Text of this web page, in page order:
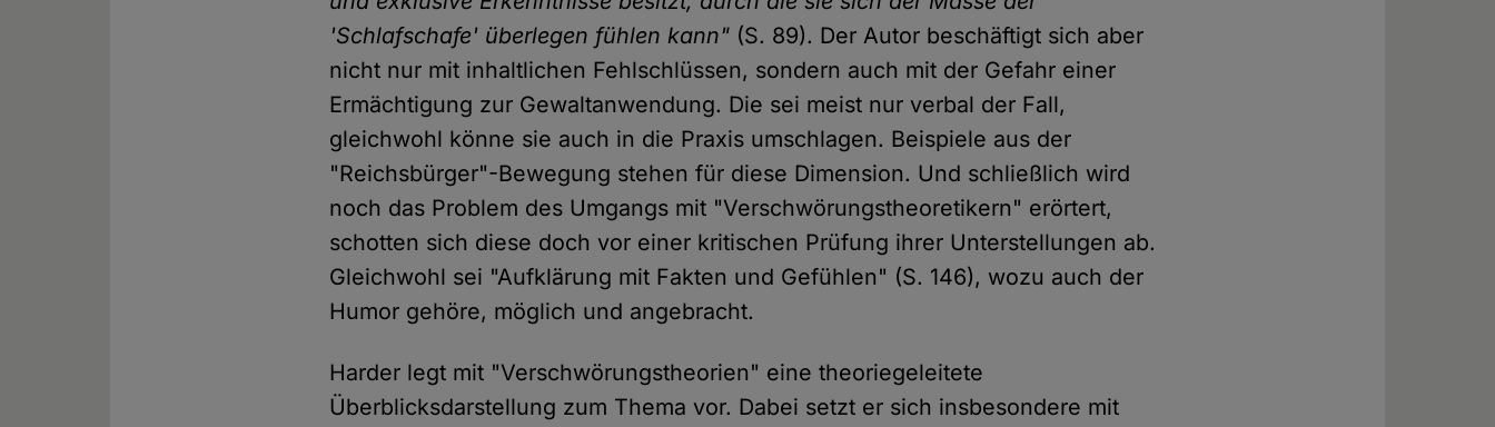
'Schlafschafe' überlegen fühlen kann" (S. 89). Der Autor beschäftigt sich aber
nicht nur mit inhaltlichen Fehlschlüssen, sondern auch mit der Gefahr einer
Ermächtigung zur Gewaltanwendung. Die sei meist nur verbal der Fall,
gleichwohl könne sie auch in die Praxis umschlagen. Beispiele aus der
"Reichsbürger"-Bewegung stehen für diese Dimension. Und schließlich wird
noch das Problem des Umgangs mit "Verschwörungstheoretikern" erörtert,
schotten sich diese doch vor einer kritischen Prüfung ihrer Unterstellungen ab.
Gleichwohl sei "Aufklärung mit Fakten und Gefühlen" (S. 146), wozu auch der
Humor gehöre, möglich und angebracht.
Harder legt mit "Verschwörungstheorien" eine theoriegeleitete
Überblicksdarstellung zum Thema vor. Dabei setzt er sich insbesondere mit